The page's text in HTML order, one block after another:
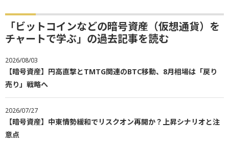
「ビットコインなどの暗号資産（仮想通貨）を
チャートで学ぶ」の過去記事を読む
2026/08/03
【暗号資産】円高直撃とTMTG関連のBTC移動、8月相場は「戻り
売り」戦略へ
2026/07/27
【暗号資産】中東情勢緩和でリスクオン再開か？上昇シナリオと注
意点